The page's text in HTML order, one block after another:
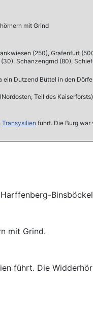
mit Grind
(250), Grafenfurt
Schanzengrnd (80),
Dutzend Büttel in den
Teil des
Transysilien führt. Die Burg war
Binsböckel
mit Grind.
führt. Die